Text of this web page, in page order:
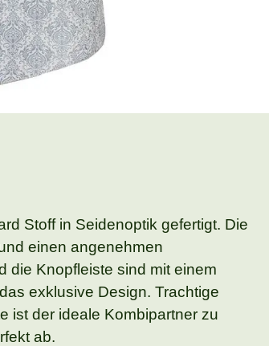
Stoff in Seidenoptik gefertigt. Die
einen angenehmen
die Knopfleiste sind mit einem
exklusive Design. Trachtige
ist der ideale Kombipartner zu
ab.